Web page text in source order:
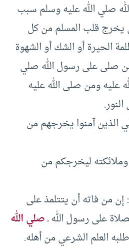
صلي الله عليه وسلم سبب
يخرج قلب المسلم من كل
الحيرة أو الشك أو الشهوة
صلى على رسول الله صلي
عليه ومن صلى الله عليه
الذين آمنوا يخرجهم من
ليخرجكم من
إن من فاته أن يتتلمذ على
على رسول الله ـصلي الله
العلم الشرعي من أهله.